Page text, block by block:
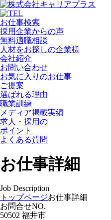
お仕事検索
採用企業からの声
無料適職相談
人材をお探しの企業様
会社紹介
お問い合わせ
お気に入りのお仕事
ご提案
選ばれる理由
職業訓練
メディア掲載実績
求人・採用の
ポイント
よくある質問
お仕事詳細
Job Description
トップページお仕事詳細
お問合せNO.
50502 福井市